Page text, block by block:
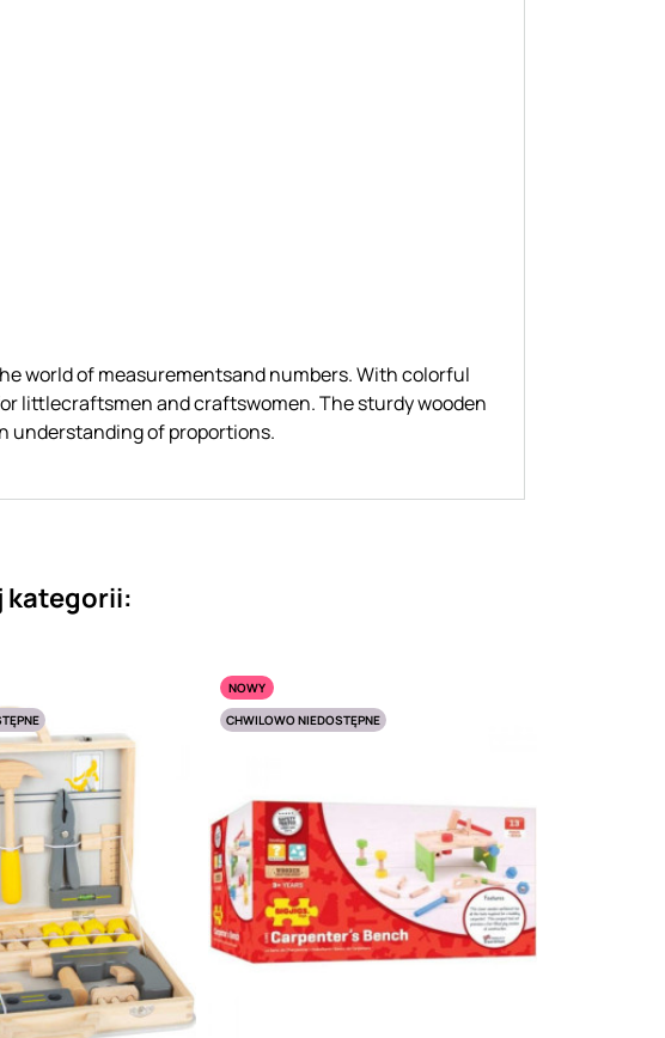
world of measurementsand numbers. With colorful
littlecraftsmen and craftswomen. The sturdy wooden
understanding of proportions.
kategorii:
NOWY
CHWILOWO NIEDOSTĘPNE